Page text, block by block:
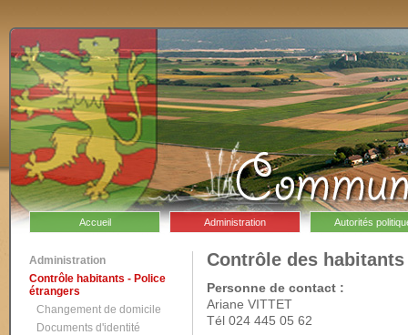
Accueil Administration Autorités
Administration
Contrôle habitants - Police
étrangers
Changement de domicile
Documents d'identité
Contrôle des
Personne de contact :
Ariane VITTET
Tél 024 445 05 62